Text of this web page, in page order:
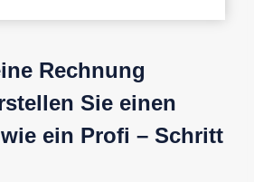
Rechnung
Sie einen
ein Profi – Schritt